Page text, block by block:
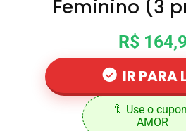
Feminino (3
R$
IR PARA
🔖 Use o
AMOR